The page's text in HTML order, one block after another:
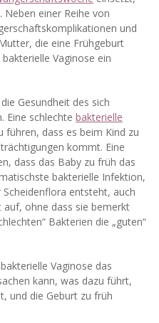
Neben einer Reihe von
und
die eine Frühgeburt
Vaginose ein
Gesundheit des sich
Eine schlechte bakterielle
führen, dass es beim Kind zu
kommt. Eine
dass das Baby zu früh das
bakterielle Infektion,
entsteht, auch
ohne dass sie bemerkt
Bakterien die „guten“
Vaginose das
kann, was dazu führt,
und die Geburt zu früh